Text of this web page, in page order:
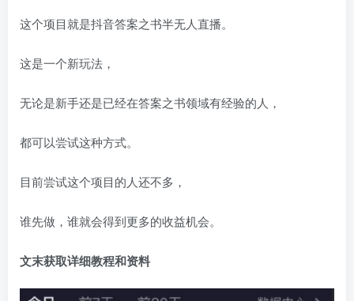
这个项目就是抖音答案之书半无人直播。
这是一个新玩法，
无论是新手还是已经在答案之书领域有经验的人，
都可以尝试这种方式。
目前尝试这个项目的人还不多，
谁先做，谁就会得到更多的收益机会。
文末获取详细教程和资料